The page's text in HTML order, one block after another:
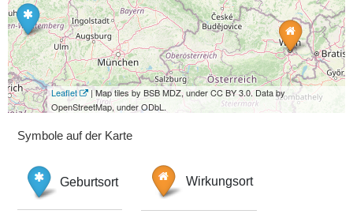
Leaflet
| Map tiles by BSB MDZ, under CC BY 3.0. Data by
OpenStreetMap, under ODbL.
Symbole auf der Karte
Geburtsort Wirkungsort